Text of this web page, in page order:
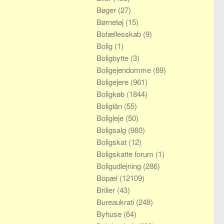
Bøger (27)
Børnetøj (15)
Bofællesskab (9)
Bolig (1)
Boligbytte (3)
Boligejendomme (89)
Boligejere (961)
Boligkøb (1844)
Boliglån (55)
Boligleje (50)
Boligsalg (980)
Boligskat (12)
Boligskatte forum (1)
Boligudlejning (286)
Bopæl (12109)
Briller (43)
Bureaukrati (248)
Byhuse (64)